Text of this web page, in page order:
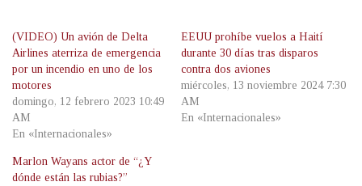
(VIDEO) Un avión de Delta
Airlines aterriza de emergencia
por un incendio en uno de los
motores
domingo, 12 febrero 2023 10:49
AM
En «Internacionales»
EEUU prohíbe vuelos a Haití
durante 30 días tras disparos
contra dos aviones
miércoles, 13 noviembre 2024 7:30
AM
En «Internacionales»
Marlon Wayans actor de “¿Y
dónde están las rubias?”